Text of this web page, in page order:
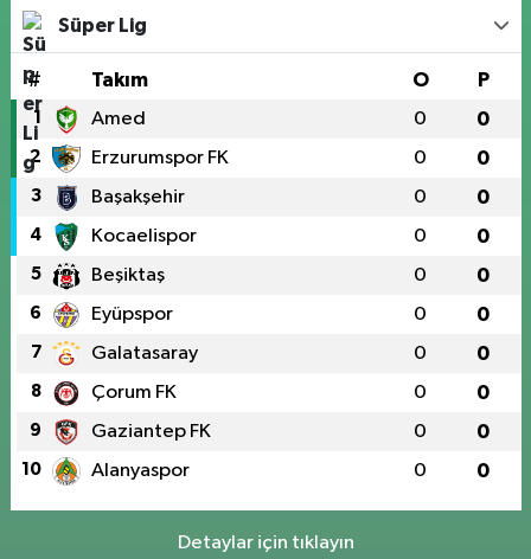
Süper Lig
# Takım O P
1 Amed 0 0
2 Erzurumspor FK 0 0
3 Başakşehir 0 0
4 Kocaelispor 0 0
5 Beşiktaş 0 0
6 Eyüpspor 0 0
7 Galatasaray 0 0
8 Çorum FK 0 0
9 Gaziantep FK 0 0
10 Alanyaspor 0 0
Detaylar için tıklayın